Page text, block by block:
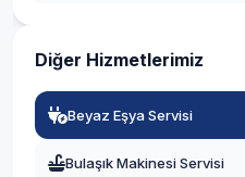
Diğer Hizmetlerimiz
Beyaz Eşya Servisi
Bulaşık Makinesi Servisi